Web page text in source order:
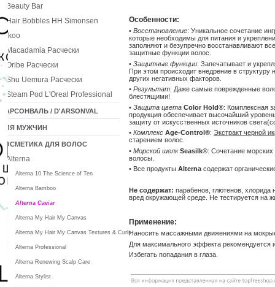
Особенности:
• Восстановление: Уникальное сочетание
которые необходимы для питания и
заполняют и безупречно восстанавливают
защитные функции волос.
• Защитные функции: Запечатывает и
При этом происходит внедрение в
других негативных факторов.
• Результат: Даже самые поврежденные
блестящими!
• Защита цвета Color Hold®: Комплексная
продукция обеспечивает высочайший
защиту от искусственных источников
• Комплекс Age-Control®: Экстракт черной
старением волос.
• Морской шелк Seasilk®: Сочетание
волосы.
• Все продукты Alterna содержат
Не содержат: парабенов, глютенов, хлорида
вред окружающей среде. Не тестируется на
Применение:
Наносить массажными движениями на
Для максимального эффекта рекомендуется
Избегать попадания в глаза.
Beauty Bar
Hair Bobbles HH Simonsen
Ikoo
Macadamia Расчески
Oribe Расчески
Shu Uemura Расчески
Steam Pod L'Oreal Professional
ДАРСОНВАЛЬ / D'ARSONVAL
ДЛЯ МУЖЧИН
КОСМЕТИКА ДЛЯ ВОЛОС
Alterna
Alterna 10 The Science of Ten
Alterna Bamboo
Alterna Caviar
Alterna My Hair My Canvas
Alterna My Hair My Canvas Textures & Curls
Alterna Professional
Alterna Renewing Scalp Care
Alterna Stylist